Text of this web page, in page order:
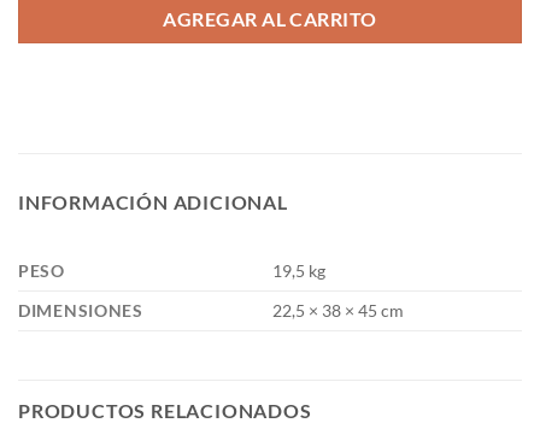
AGREGAR AL CARRITO
INFORMACIÓN ADICIONAL
PESO
19,5 kg
DIMENSIONES
22,5 × 38 × 45 cm
PRODUCTOS RELACIONADOS